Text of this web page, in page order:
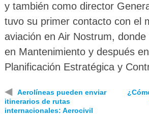
y también como director
tuvo su primer contacto con el
aviación en Air Nostrum,
en Mantenimiento y después
Planificación Estratégica y
◀
Aerolíneas pueden enviar
itinerarios de rutas
internacionales: Aerocivil